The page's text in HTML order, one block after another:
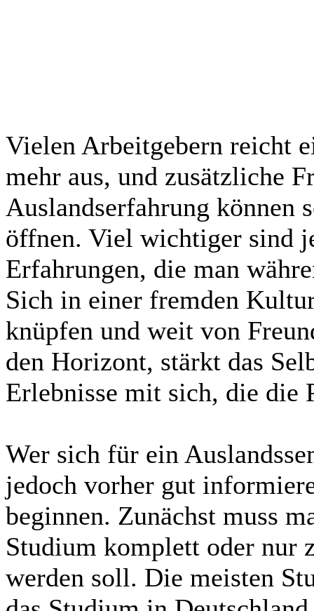
Vielen Arbeitgebern reicht
mehr aus, und zusätzliche
Auslandserfahrung können
öffnen. Viel wichtiger sind
Erfahrungen, die man
Sich in einer fremden
knüpfen und weit von
den Horizont, stärkt das
Erlebnisse mit sich, die die
Wer sich für ein
jedoch vorher gut
beginnen. Zunächst muss
Studium komplett oder nur
werden soll. Die meisten